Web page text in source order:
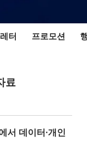
터 프로모션
료
서 데이터∙개인